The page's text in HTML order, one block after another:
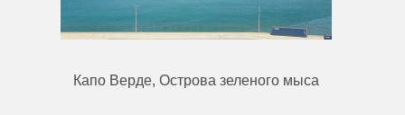
Капо Верде, Острова зеленого мыса